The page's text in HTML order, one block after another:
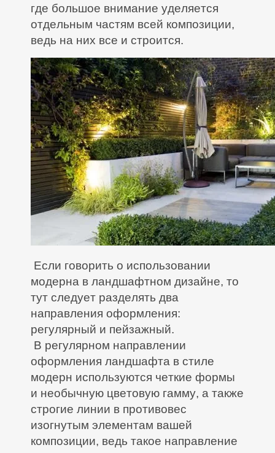
где большое внимание уделяется
отдельным частям всей композиции,
ведь на них все и строится.
Если говорить о использовании
модерна в ландшафтном дизайне, то
тут следует разделять два
направления оформления:
регулярный и пейзажный.
В регулярном направлении
оформления ландшафта в стиле
модерн используются четкие формы
и необычную цветовую гамму, а также
строгие линии в противовес
изогнутым элементам вашей
композиции, ведь такое направление